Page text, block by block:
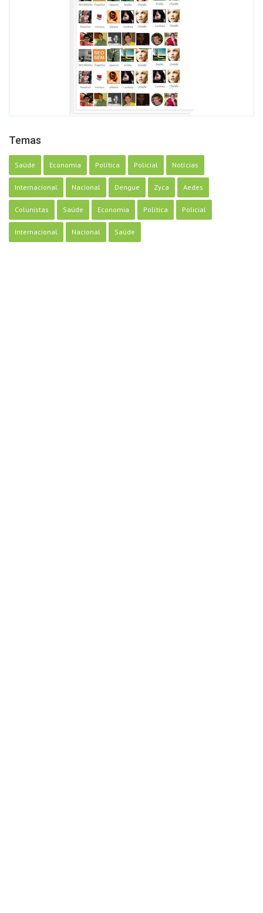
Temas
Saúde Economia Política Policial Notícias
Internacional Nacional Dengue Zyca Aedes
Colunistas Saúde Economia Política Policial
Internacional Nacional Saúde